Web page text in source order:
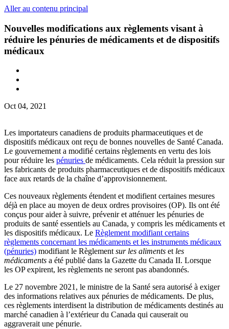
Aller au contenu principal
Nouvelles modifications aux règlements visant à
réduire les pénuries de médicaments et de dispositifs
médicaux
Oct 04, 2021
Les importateurs canadiens de produits pharmaceutiques et de
dispositifs médicaux ont reçu de bonnes nouvelles de Santé Canada.
Le gouvernement a modifié certains règlements en vertu des lois
pour réduire les pénuries de médicaments. Cela réduit la pression sur
les fabricants de produits pharmaceutiques et de dispositifs médicaux
face aux retards de la chaîne d’approvisionnement.
Ces nouveaux règlements étendent et modifient certaines mesures
déjà en place au moyen de deux ordres provisoires (OP). Ils ont été
conçus pour aider à suivre, prévenir et atténuer les pénuries de
produits de santé essentiels au Canada, y compris les médicaments et
les dispositifs médicaux. Le Règlement modifiant certains
règlements concernant les médicaments et les instruments médicaux
(pénuries) modifiant le Règlementsur les aliments et les
médicaments a été publié dans la Gazette du Canada II. Lorsque
les OP expirent, les règlements ne seront pas abandonnés.
Le 27 novembre 2021, le ministre de la Santé sera autorisé à exiger
des informations relatives aux pénuries de médicaments. De plus,
ces règlements interdisent la distribution de médicaments destinés au
marché canadien à l’extérieur du Canada qui causerait ou
aggraverait une pénurie.